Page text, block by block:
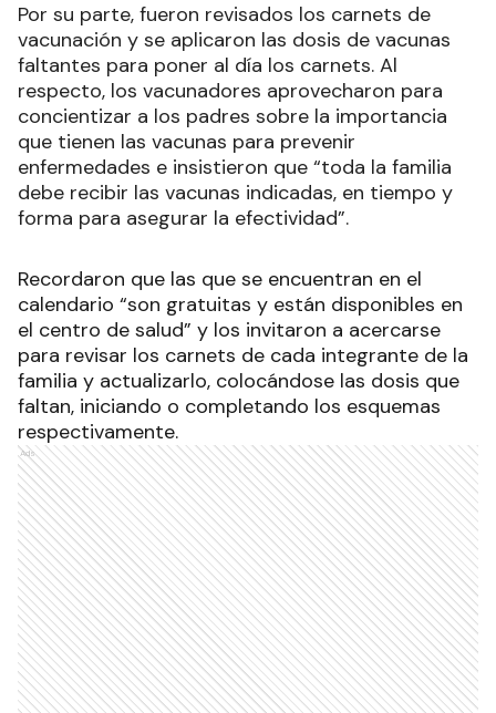
Por su parte, fueron revisados los carnets de
vacunación y se aplicaron las dosis de vacunas
faltantes para poner al día los carnets. Al
respecto, los vacunadores aprovecharon para
concientizar a los padres sobre la importancia
que tienen las vacunas para prevenir
enfermedades e insistieron que “toda la familia
debe recibir las vacunas indicadas, en tiempo y
forma para asegurar la efectividad”.
Recordaron que las que se encuentran en el
calendario “son gratuitas y están disponibles en
el centro de salud” y los invitaron a acercarse
para revisar los carnets de cada integrante de la
familia y actualizarlo, colocándose las dosis que
faltan, iniciando o completando los esquemas
respectivamente.
Ads